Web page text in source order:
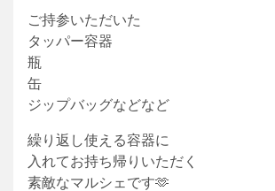
ご持参いただいた
タッパー容器
瓶
缶
ジップバッグなどなど
繰り返し使える容器に
入れてお持ち帰りいただく
素敵なマルシェです🫶